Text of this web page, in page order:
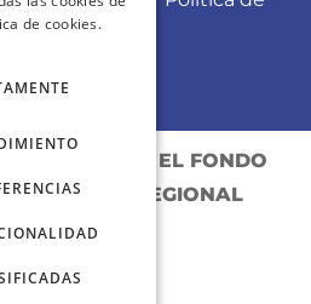
POR EL FONDO
REGIONAL
de cookies.